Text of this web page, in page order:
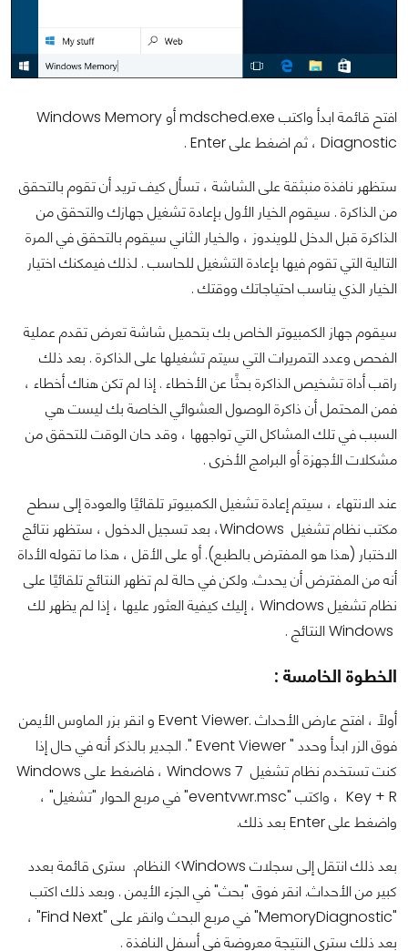
افتح قائمة ابدأ واكتب mdsched.exe أو Windows Memory
Diagnostic ، ثم اضغط على Enter .
ستظهر نافذة منبثقة على الشاشة ، تسأل كيف تريد أن تقوم بالتحقق
من الذاكرة . سيقوم الخيار الأول بإعادة تشغيل جهازك والتحقق من
الذاكرة قبل الدخل للويندوز ، والخيار الثاني سيقوم بالتحقق في المرة
التالية التي تقوم فيها بإعادة التشغيل للحاسب . لذلك فيمكنك اختيار
الخيار الذي يناسب احتياجاتك ووقتك .
سيقوم جهاز الكمبيوتر الخاص بك بتحميل شاشة تعرض تقدم عملية
الفحص وعدد التمريرات التي سيتم تشغيلها على الذاكرة . بعد ذلك
راقب أداة تشخيص الذاكرة بحثًا عن الأخطاء . إذا لم تكن هناك أخطاء ،
فمن المحتمل أن ذاكرة الوصول العشوائي الخاصة بك ليست هي
السبب في تلك المشاكل التي تواجهها ، وقد حان الوقت للتحقق من
مشكلات الأجهزة أو البرامج الأخرى .
عند الانتهاء ، سيتم إعادة تشغيل الكمبيوتر تلقائيًا والعودة إلى سطح
مكتب نظام تشغيل Windows، بعد تسجيل الدخول ، ستظهر نتائج
الاختبار (هذا هو المفترض بالطبع). أو على الأقل ، هذا ما تقوله الأداة
أنه من المفترض أن يحدث. ولكن في حالة لم تظهر النتائج تلقائيًا على
نظام تشغيل Windows ، إليك كيفية العثور عليها ، إذا لم يظهر لك
الخطوة الخامسة :
أولاً ، افتح عارض الأحداث .Event Viewer و انقر بزر الماوس الأيمن
فوق الزر ابدأ وحدد " Event Viewer ". الجدير بالذكر أنه في حال إذا
كنت تستخدم نظام تشغيل Windows 7 ، فاضغط على Windows
Key + R ، واكتب "eventvwr.msc" في مربع الحوار "تشغيل" ،
واضغط على Enter بعد ذلك.
بعد ذلك انتقل إلى سجلات Windows> النظام. سترى قائمة بعدد
كبير من الأحداث. انقر فوق "بحث" في الجزء الأيمن . وبعد ذلك اكتب
"MemoryDiagnostic" في مربع البحث وانقر على "Find Next" ،
بعد ذلك سترى النتيجة معروضة في أسفل النافذة .